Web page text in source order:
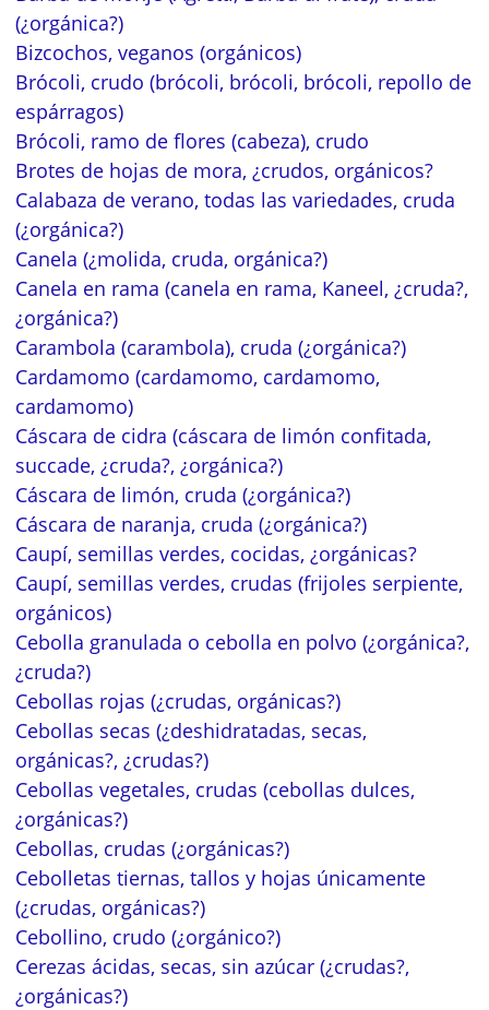
(¿orgánica?)
Bizcochos, veganos (orgánicos)
Brócoli, crudo (brócoli, brócoli, brócoli, repollo de
espárragos)
Brócoli, ramo de flores (cabeza), crudo
Brotes de hojas de mora, ¿crudos, orgánicos?
Calabaza de verano, todas las variedades, cruda
(¿orgánica?)
Canela (¿molida, cruda, orgánica?)
Canela en rama (canela en rama, Kaneel, ¿cruda?,
¿orgánica?)
Carambola (carambola), cruda (¿orgánica?)
Cardamomo (cardamomo, cardamomo,
cardamomo)
Cáscara de cidra (cáscara de limón confitada,
succade, ¿cruda?, ¿orgánica?)
Cáscara de limón, cruda (¿orgánica?)
Cáscara de naranja, cruda (¿orgánica?)
Caupí, semillas verdes, cocidas, ¿orgánicas?
Caupí, semillas verdes, crudas (frijoles serpiente,
orgánicos)
Cebolla granulada o cebolla en polvo (¿orgánica?,
¿cruda?)
Cebollas rojas (¿crudas, orgánicas?)
Cebollas secas (¿deshidratadas, secas,
orgánicas?, ¿crudas?)
Cebollas vegetales, crudas (cebollas dulces,
¿orgánicas?)
Cebollas, crudas (¿orgánicas?)
Cebolletas tiernas, tallos y hojas únicamente
(¿crudas, orgánicas?)
Cebollino, crudo (¿orgánico?)
Cerezas ácidas, secas, sin azúcar (¿crudas?,
¿orgánicas?)